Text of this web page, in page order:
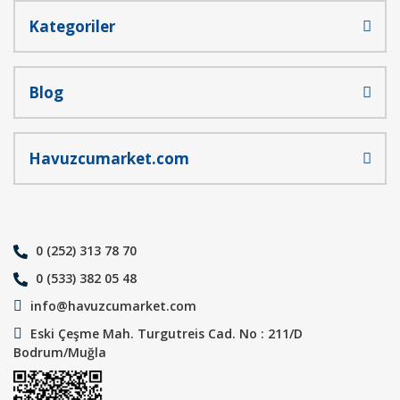
Kategoriler
Blog
Havuzcumarket.com
0 (252) 313 78 70
0 (533) 382 05 48
info@havuzcumarket.com
Eski Çeşme Mah. Turgutreis Cad. No : 211/D
Bodrum/Muğla